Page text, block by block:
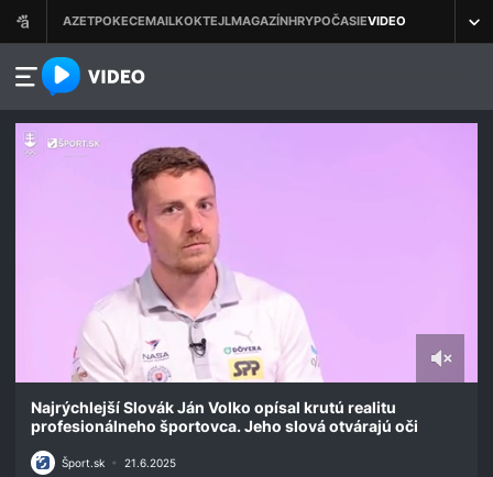
azet.video.sk
seconds
minutes,
Najrýchlejší Slovák Ján Volko opísal krutú realitu
profesionálneho športovca. Jeho slová otvárajú oči
Šport.sk • 21.6.2025